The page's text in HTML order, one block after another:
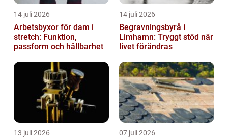
14 juli 2026
Arbetsbyxor för dam i
stretch: Funktion,
passform och hållbarhet
14 juli 2026
Begravningsbyrå i
Limhamn: Tryggt stöd när
livet förändras
13 juli 2026 07 juli 2026